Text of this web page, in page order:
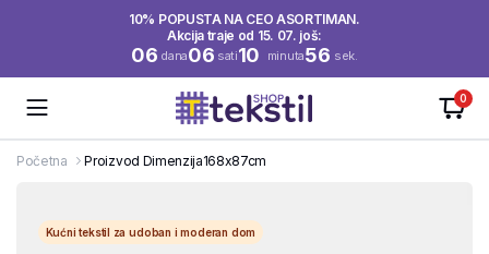
10% POPUSTA NA CEO ASORTIMAN.
Akcija traje od 15. 07. još:
06 dana06 sati10 minuta56 sek.
0
Početna Proizvod Dimenzija168x87cm
Kućni tekstil za udoban i moderan dom